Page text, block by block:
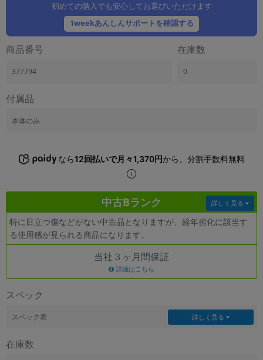
初めての購入でも安心してお選びいただけます
1weekあんしんサポートを確認する
商品番号
377794
在庫数
0
付属品
本体のみ
なら12回払いで月々1,370円から。分割手数料無料
中古Bランク
特に目立つ傷などがない中古品となりますが、経年劣化に該当す
る使用感が見られる商品になります。
詳しく見る
当社３ヶ月間保証
詳細はこちら
スペック
スペック表 詳しく見る
在庫数
製造、販売メーカーの絞り込み
「Apple」「SONY」「SHARP」など
機能・特徴
ドライブの絞り込み
ランク
CPU
OSの絞り込み
メモリ